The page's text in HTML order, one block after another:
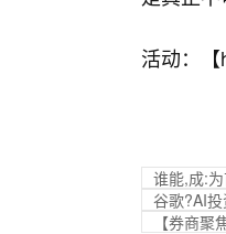
活动：【
谁能,成:
谷歌?AI
【券商